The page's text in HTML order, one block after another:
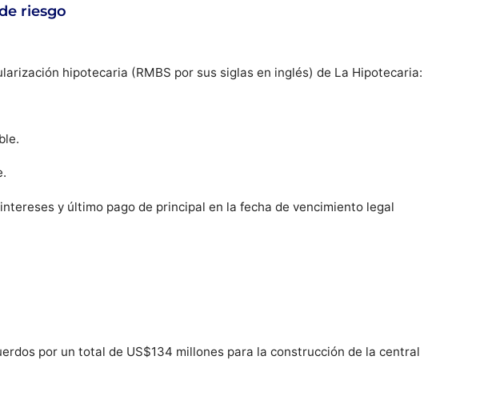
riesgo
hipotecaria (RMBS por sus siglas en inglés) de La Hipotecaria:
y último pago de principal en la fecha de vencimiento legal
por un total de US$134 millones para la construcción de la central